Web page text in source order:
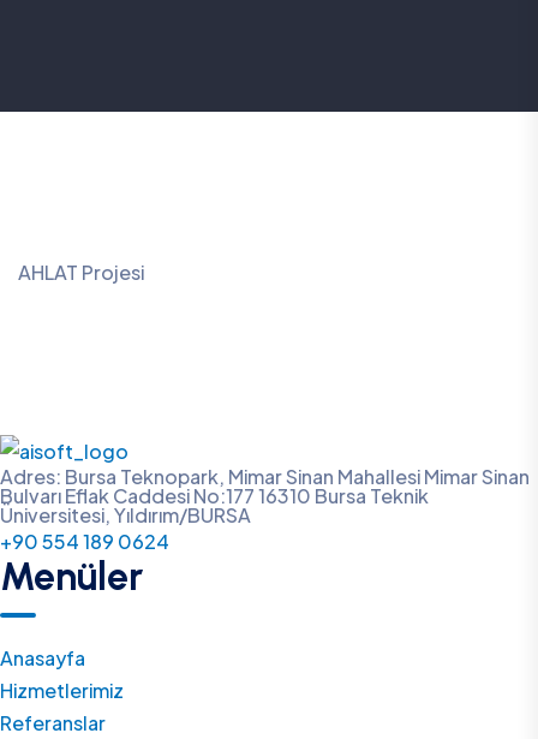
AHLAT Projesi
Adres: Bursa Teknopark, Mimar Sinan Mahallesi Mimar Sinan
Bulvarı Eflak Caddesi No:177 16310 Bursa Teknik
Üniversitesi, Yıldırım/BURSA
+90 554 189 0624
Menüler
Anasayfa
Hizmetlerimiz
Referanslar